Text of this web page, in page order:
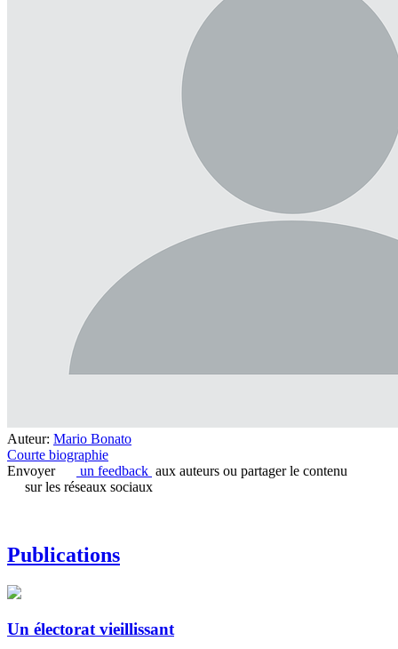
Auteur: Mario Bonato
Courte biographie
Envoyer
un feedback aux auteurs ou partager le contenu
sur les réseaux sociaux
Publications
Un électorat vieillissant